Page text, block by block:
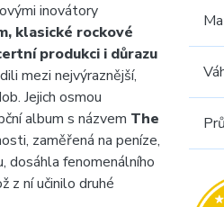
inovátory
klasické rockové
produkci i důrazu
mezi nejvýraznější,
Jejich osmou
album s názvem The
zaměřená na peníze,
dosáhla fenomenálního
z ní učinilo druhé